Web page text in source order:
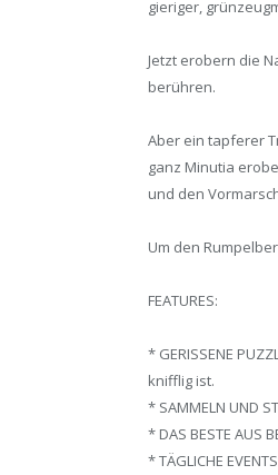
gieriger,
Jetzt erobern die
berühren.
Aber ein tapferer
ganz Minutia
und den
Um den
FEATURES:
* GERISSENE
knifflig ist.
* SAMMELN UND
* DAS BESTE AUS
* TÄGLICHE